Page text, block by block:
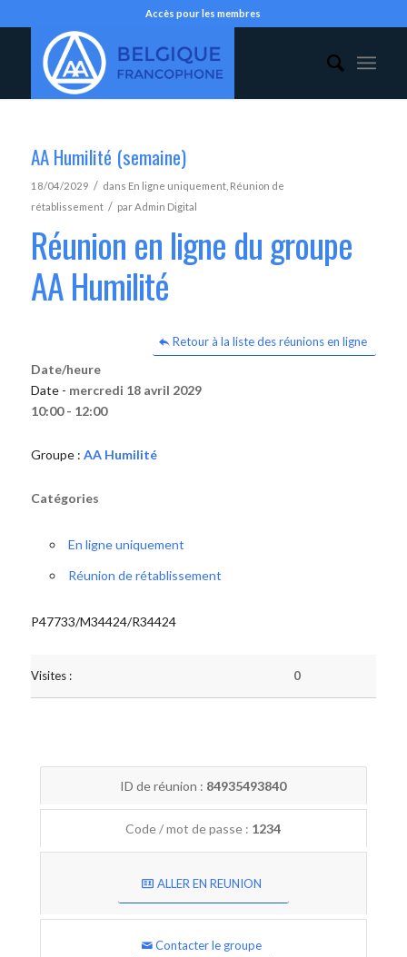
Accès pour les membres
AA Humilité (semaine)
18/04/2029 / dans En ligne uniquement, Réunion de
rétablissement / parAdmin Digital
Réunion en ligne du groupe
AA Humilité
Retour à la liste des réunions en ligne
Date/heure
Date - mercredi 18 avril 2029
10:00 - 12:00
Groupe : AA Humilité
Catégories
En ligne uniquement
Réunion de rétablissement
P47733/M34424/R34424
Visites : 0
ID de réunion : 84935493840
Code / mot de passe : 1234
ALLER EN REUNION
Contacter le groupe